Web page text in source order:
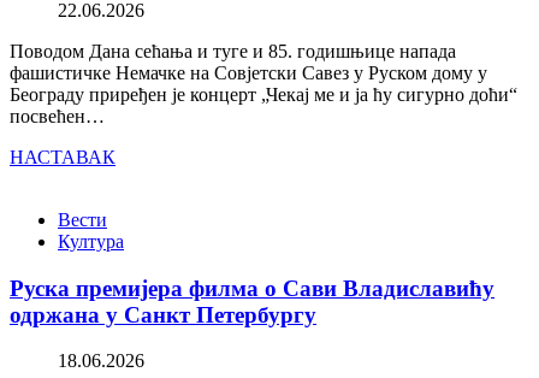
22.06.2026
Поводом Дана сећања и туге и 85. годишњице напада
фашистичке Немачке на Совјетски Савез у Руском дому у
Београду приређен је концерт „Чекај ме и ја ћу сигурно доћи“
посвећен…
НАСТАВАК
Вести
Култура
Руска премијера филма о Сави Владиславићу
одржана у Санкт Петербургу
18.06.2026